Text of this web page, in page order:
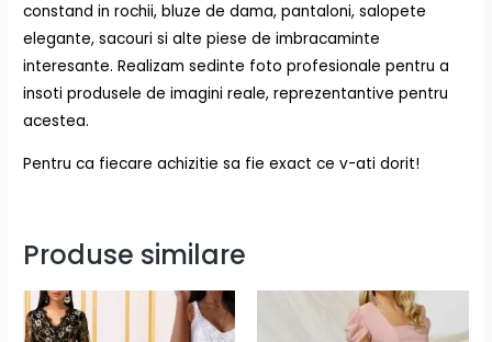
constand in rochii, bluze de dama, pantaloni, salopete
elegante, sacouri si alte piese de imbracaminte
interesante. Realizam sedinte foto profesionale pentru a
insoti produsele de imagini reale, reprezentantive pentru
acestea.
Pentru ca fiecare achizitie sa fie exact ce v-ati dorit!
Produse similare